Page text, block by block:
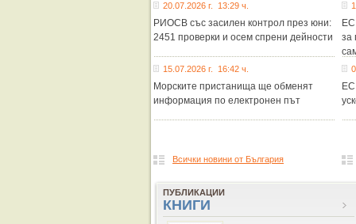
20.07.2026 г. 13:29 ч.
РИОСВ със засилен контрол през юни:
2451 проверки и осем спрени дейности
15.07.2026 г. 16:42 ч.
Морските пристанища ще обменят
информация по електронен път
Всички новини от България
ЕС
за
ЕС
ПУБЛИКАЦИИ
КНИГИ